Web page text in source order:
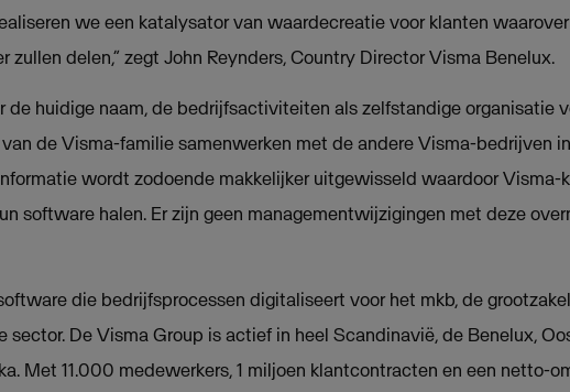
we een katalysator van waardecreatie voor klanten
zullen delen,” zegt John Reynders, Country Director Visma Benelux.
de huidige naam, de bedrijfsactiviteiten als zelfstandige organisatie
de Visma-familie samenwerken met de andere Visma-bedrijven
wordt zodoende makkelijker uitgewisseld waardoor Visma-
software halen. Er zijn geen managementwijzigingen met deze
die bedrijfsprocessen digitaliseert voor het mkb, de
sector. De Visma Group is actief in heel Scandinavië, de Benelux,
Met 11.000 medewerkers, 1 miljoen klantcontracten en een netto-